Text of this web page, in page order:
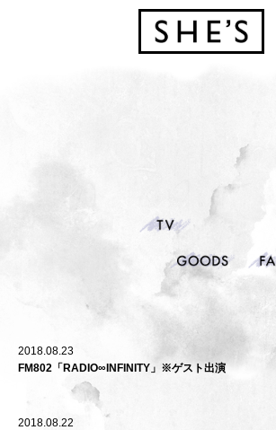
2018.08.23
FM802「RADIO∞INFINITY」※ゲスト出演
2018.08.22